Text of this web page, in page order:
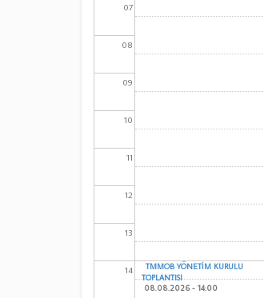
07
08
09
10
11
12
13
14
TMMOB YÖNETİM KURULU
TOPLANTISI
08.08.2026 - 14:00